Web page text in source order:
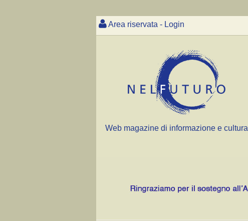
Area riservata - Login
Web magazine di informazione e cultura